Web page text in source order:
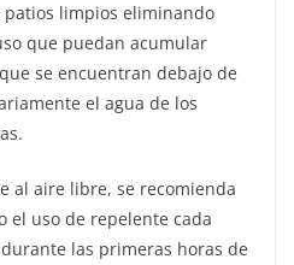
limpios eliminando
que puedan acumular
se encuentran debajo de
el agua de los
al aire libre, se recomienda
el uso de repelente cada
las primeras horas de